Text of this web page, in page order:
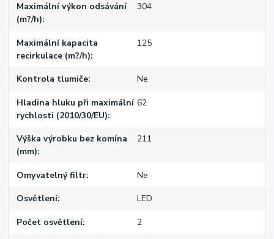
Maximální výkon odsávání
(m?/h)
304
Maximální kapacita
recirkulace (m?/h)
125
Kontrola tlumiče Ne
Hladina hluku při maximální
rychlosti (2010/30/EU)
62
Výška výrobku bez komína
(mm)
211
Omyvatelný filtr Ne
Osvětlení LED
Počet osvětlení 2